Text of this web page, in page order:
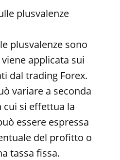
plusvalenze
plusvalenze sono
applicata sui
dal trading Forex.
variare a seconda
cui si effettua la
essere espressa
del profitto o
tassa fissa.